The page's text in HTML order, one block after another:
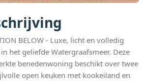
BELOW - Luxe, licht en volledig
het geliefde Watergraafsmeer. Deze
benedenwoning beschikt over twee
open keuken met kookeiland en